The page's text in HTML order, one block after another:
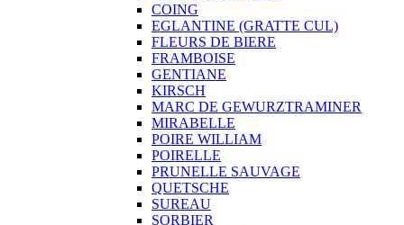
COING
EGLANTINE (GRATTE CUL)
FLEURS DE BIERE
FRAMBOISE
GENTIANE
KIRSCH
MARC DE GEWURZTRAMINER
MIRABELLE
POIRE WILLIAM
POIRELLE
PRUNELLE SAUVAGE
QUETSCHE
SUREAU
SORBIER